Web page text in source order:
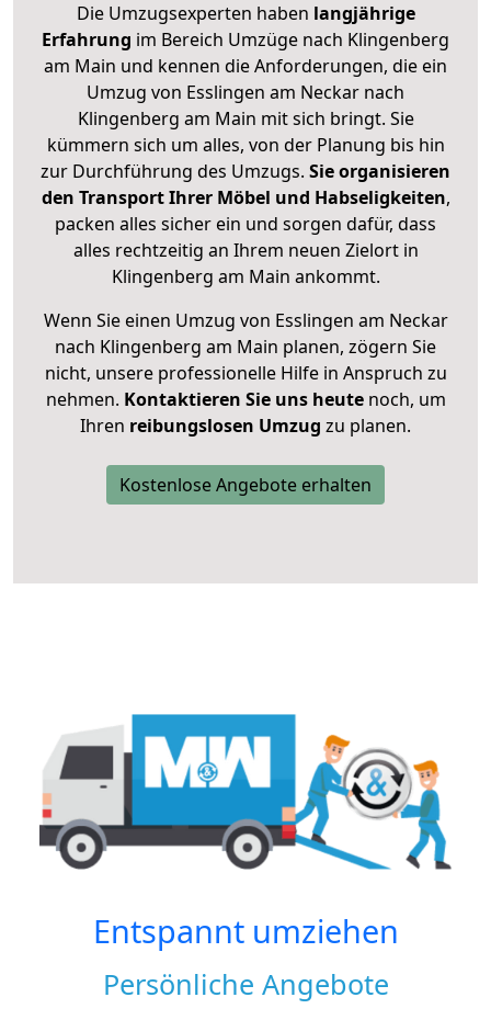
Die Umzugsexperten haben langjährige
Erfahrung im Bereich Umzüge nach Klingenberg
am Main und kennen die Anforderungen, die ein
Umzug von Esslingen am Neckar nach
Klingenberg am Main mit sich bringt. Sie
kümmern sich um alles, von der Planung bis hin
zur Durchführung des Umzugs. Sie organisieren
den Transport Ihrer Möbel und Habseligkeiten,
packen alles sicher ein und sorgen dafür, dass
alles rechtzeitig an Ihrem neuen Zielort in
Klingenberg am Main ankommt.
Wenn Sie einen Umzug von Esslingen am Neckar
nach Klingenberg am Main planen, zögern Sie
nicht, unsere professionelle Hilfe in Anspruch zu
nehmen. Kontaktieren Sie uns heutenoch, um
Ihren reibungslosen Umzug zu planen.
Kostenlose Angebote erhalten
Entspannt umziehen
Persönliche Angebote